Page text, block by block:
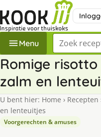
Menu Zoek een
Romige
zalm en
U bent hier: Home › Recepten
en lenteuitjes
Voorgerechten & amuses